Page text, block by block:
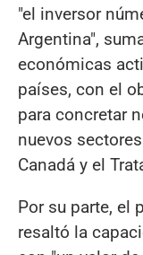
"el inversor
Argentina",
económicas
países, con el
para concretar
nuevos
Canadá y el
Por su parte, el
resaltó la